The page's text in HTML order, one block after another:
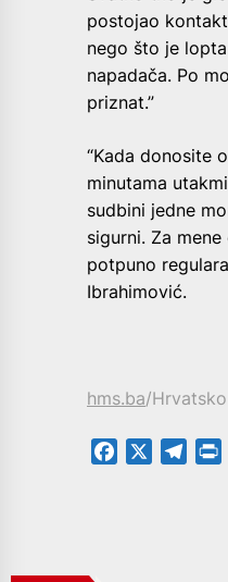
postojao
nego što je
napadača. Po
priznat.”
“Kada donosite
minutama
sudbini jedne
sigurni. Za
potpuno
Ibrahimović.
hms.ba/
Facebook